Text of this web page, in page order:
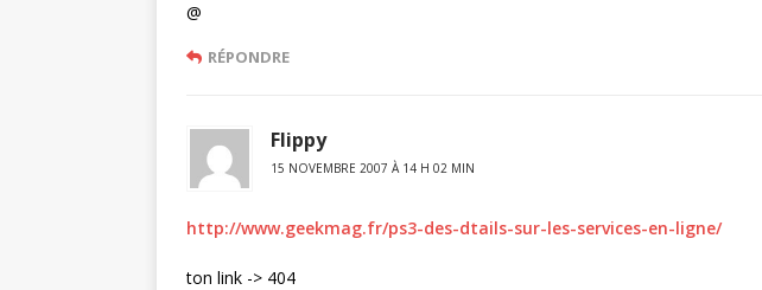
@
RÉPONDRE
Flippy
15 NOVEMBRE 2007 À 14 H 02 MIN
http://www.geekmag.fr/ps3-des-dtails-sur-les-services-en-ligne/
ton link -> 404